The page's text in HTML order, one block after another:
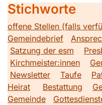
Stichworte
offene Stellen (falls
Gemeindebrief
Satzung der esm
Kirchmeister:innen
Newsletter
Taufe
Heirat
Bestattung
Gemeinde